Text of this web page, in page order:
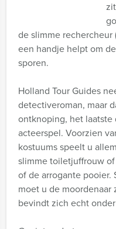
de slimme
een handje helpt om
sporen.
Holland Tour Guides
detectiveroman, maar
ontknoping, het
acteerspel. Voorzien
kostuums speelt u
slimme toiletjuffrouw
of de arrogante pooier.
moet u de
bevindt zich echt